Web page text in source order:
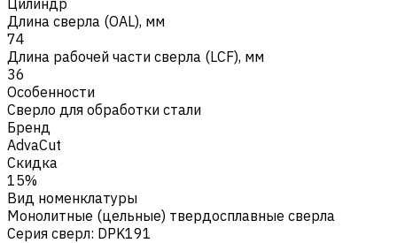
Длина сверла (OAL), мм
74
Длина рабочей части сверла (LCF), мм
36
Особенности
Сверло для обработки стали
Бренд
AdvaCut
Скидка
15%
Вид номенклатуры
Монолитные (цельные) твердосплавные сверла
Серия сверл: DPK191